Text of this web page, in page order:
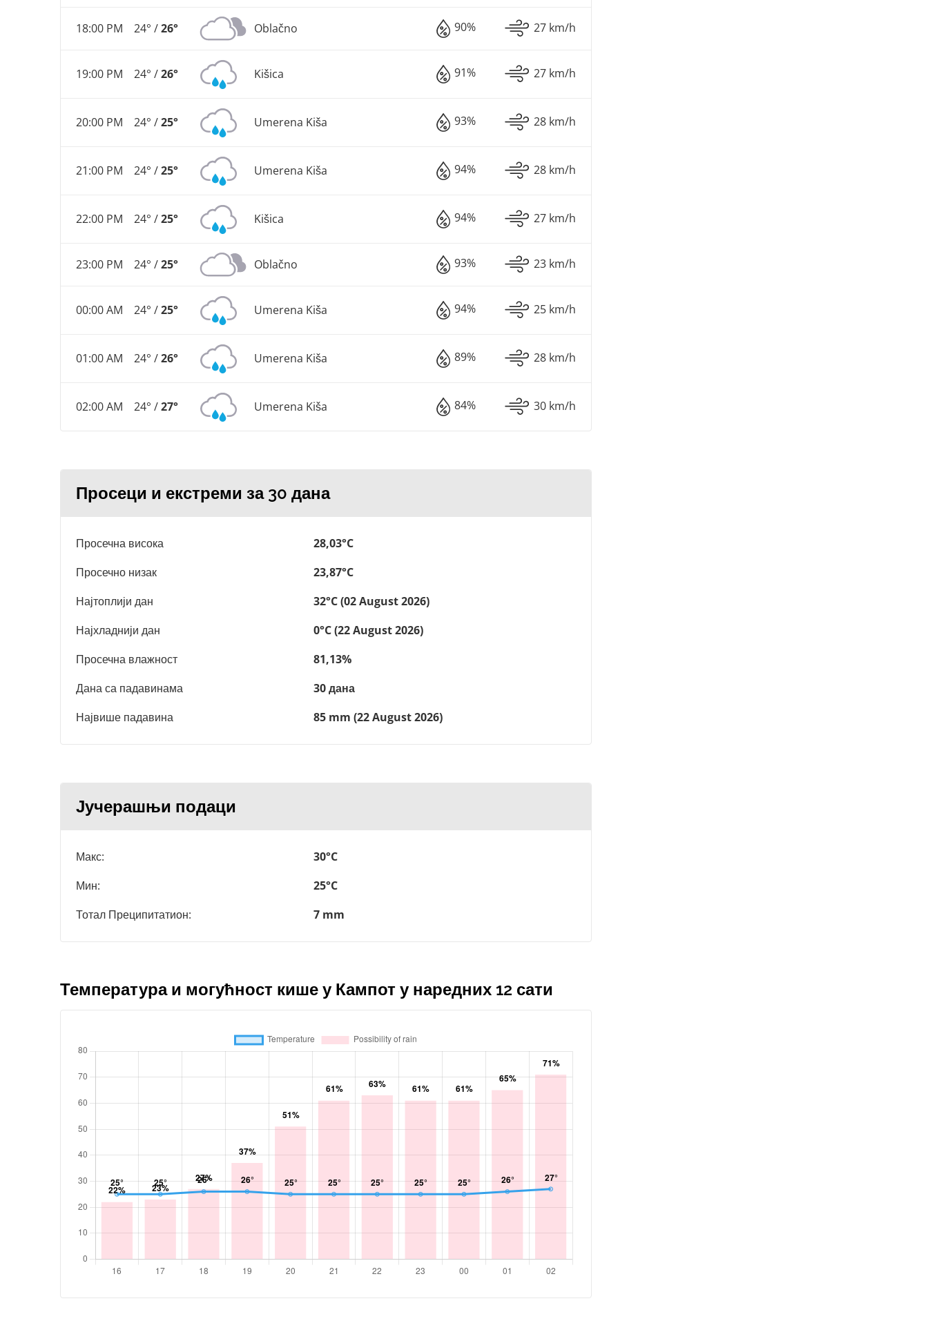
18:00 PM 24° /26° Oblačno 90% 27 km/h
19:00 PM 24° /26° Kišica 91% 27 km/h
20:00 PM 24° /25° Umerena Kiša 93% 28 km/h
21:00 PM 24° /25° Umerena Kiša 94% 28 km/h
22:00 PM 24° /25° Kišica 94% 27 km/h
23:00 PM 24° /25° Oblačno 93% 23 km/h
00:00 AM 24° /25° Umerena Kiša 94% 25 km/h
01:00 AM 24° /26° Umerena Kiša 89% 28 km/h
02:00 AM 24° /27° Umerena Kiša 84% 30 km/h
Просеци и екстреми за 30 дана
Просечна висока
28,03°C
Просечно низак
23,87°C
Најтоплији дан
32°C (02 August 2026)
Најхладнији дан
0°C (22 August 2026)
Просечна влажност
81,13%
Дана са падавинама
30 дана
Највише падавина
85 mm (22 August 2026)
Јучерашњи подаци
Макс:
30°C
Мин:
25°C
Тотал Преципитатион:
7 mm
Температура и могућност кише у Кампот у наредних 12 сати